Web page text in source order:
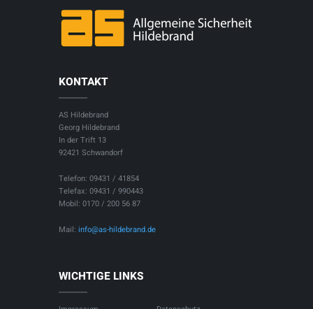
KONTAKT
AS Hildebrand
Georg Hildebrand
In der Trift 13
92421 Schwandorf
Telefon: 09431 / 41854
Telefax: 09431 / 990443
Mobil: 0170 / 200 56 87
Mail: info@as-hildebrand.de
WICHTIGE LINKS